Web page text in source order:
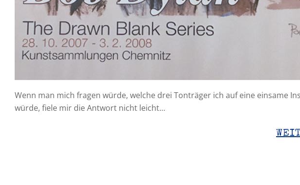
Wenn man mich fragen würde, welche drei Tonträger ich auf eine einsame
würde, fiele mir die Antwort nicht leicht…